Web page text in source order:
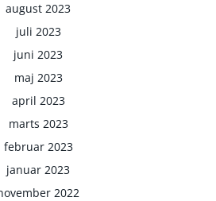
august 2023
juli 2023
juni 2023
maj 2023
april 2023
marts 2023
februar 2023
januar 2023
2022